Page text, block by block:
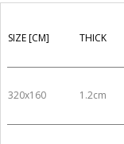
SIZE [CM] THICK
320x160 1.2cm